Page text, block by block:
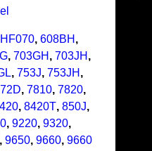
, 608BH ,
, 703GH , 703JH ,
, 753J, 753JH ,
, 7810, 7820,
, 8420T, 850J,
, 9220, 9320,
9650, 9660, 9660